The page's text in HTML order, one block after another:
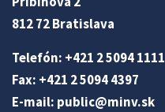
812 72 Bratislava
Telefón: +421 2 5094 1111
Fax: +421 2 5094 4397
E-mail: public@minv.sk